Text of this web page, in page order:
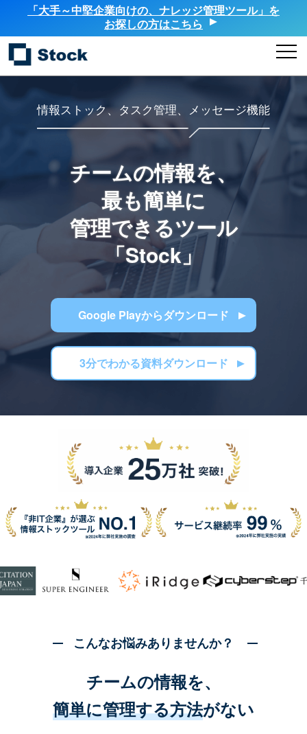
「大手～中堅企業向けの、ナレッジ管理ツール」を
お探しの方はこちら
情報ストック、タスク管理、メッセージ機能
チームの情報を、
最も簡単に
管理できるツール
「Stock」
Google Playからダウンロード
3分でわかる資料ダウンロード
こんなお悩みありませんか？
チームの情報を、
簡単に管理する方法がない